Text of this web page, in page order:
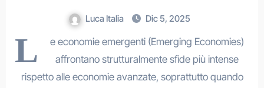
LORO RESILIENZA
Luca Italia Dic 5, 2025
L
e economie emergenti (Emerging Economies)
affrontano strutturalmente sfide più intense
rispetto alle economie avanzate, soprattutto quando